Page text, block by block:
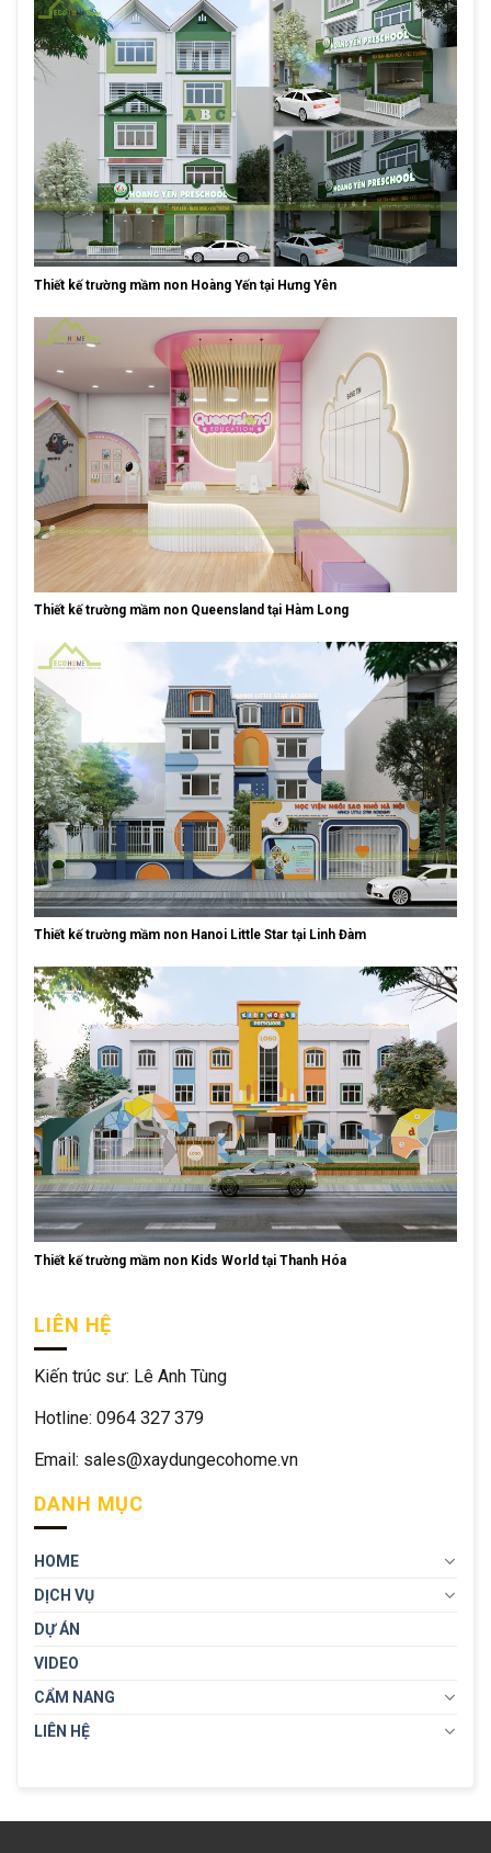
Thiết kế trường mầm non Hoàng Yến tại Hưng Yên
Thiết kế trường mầm non Queensland tại Hàm Long
Thiết kế trường mầm non Hanoi Little Star tại Linh Đàm
Thiết kế trường mầm non Kids World tại Thanh Hóa
LIÊN HỆ
Kiến trúc sư: Lê Anh Tùng
Hotline: 0964 327 379
Email: sales@xaydungecohome.vn
DANH MỤC
HOME
DỊCH VỤ
DỰ ÁN
VIDEO
CẨM NANG
LIÊN HỆ